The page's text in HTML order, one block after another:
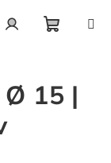
košík
15 |